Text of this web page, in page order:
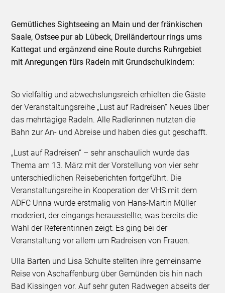
Gemütliches Sightseeing an Main und der fränkischen
Saale, Ostsee pur ab Lübeck, Dreiländertour rings ums
Kattegat und ergänzend eine Route durchs Ruhrgebiet
mit Anregungen fürs Radeln mit Grundschulkindern:
So vielfältig und abwechslungsreich erhielten die Gäste
der Veranstaltungsreihe „Lust auf Radreisen“ Neues über
das mehrtägige Radeln. Alle Radlerinnen nutzten die
Bahn zur An- und Abreise und haben dies gut geschafft.
„Lust auf Radreisen“ – sehr anschaulich wurde das
Thema am 13. März mit der Vorstellung von vier sehr
unterschiedlichen Reiseberichten fortgeführt. Die
Veranstaltungsreihe in Kooperation der VHS mit dem
ADFC Unna wurde erstmalig von Hans-Martin Müller
moderiert, der eingangs herausstellte, was bereits die
Wahl der Referentinnen zeigt: Es ging bei der
Veranstaltung vor allem um Radreisen von Frauen.
Ulla Barten und Lisa Schulte stellten ihre gemeinsame
Reise von Aschaffenburg über Gemünden bis hin nach
Bad Kissingen vor. Auf sehr guten Radwegen abseits der